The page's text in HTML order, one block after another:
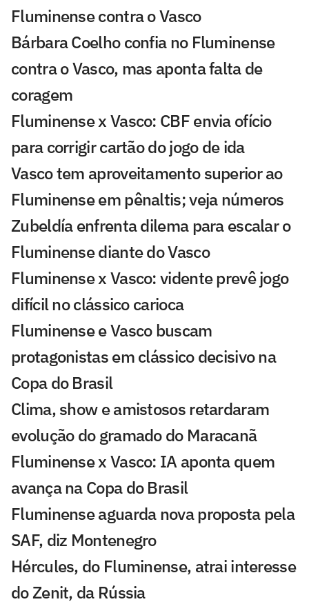
Fluminense contra o Vasco
Bárbara Coelho confia no Fluminense
contra o Vasco, mas aponta falta de
coragem
Fluminense x Vasco: CBF envia ofício
para corrigir cartão do jogo de ida
Vasco tem aproveitamento superior ao
Fluminense em pênaltis; veja números
Zubeldía enfrenta dilema para escalar o
Fluminense diante do Vasco
Fluminense x Vasco: vidente prevê jogo
difícil no clássico carioca
Fluminense e Vasco buscam
protagonistas em clássico decisivo na
Copa do Brasil
Clima, show e amistosos retardaram
evolução do gramado do Maracanã
Fluminense x Vasco: IA aponta quem
avança na Copa do Brasil
Fluminense aguarda nova proposta pela
SAF, diz Montenegro
Hércules, do Fluminense, atrai interesse
do Zenit, da Rússia